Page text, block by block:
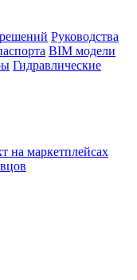
Руководства
BIM модели
Гидравлические
на маркетплейсах